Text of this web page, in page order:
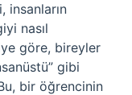
insanların
nasıl
göre, bireyler
gibi
bir öğrencinin